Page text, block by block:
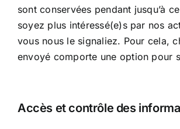
sont conservées pendant jusqu’à
soyez plus intéressé(e)s par nos
vous nous le signaliez. Pour cela,
envoyé comporte une option pour
Accès et contrôle des